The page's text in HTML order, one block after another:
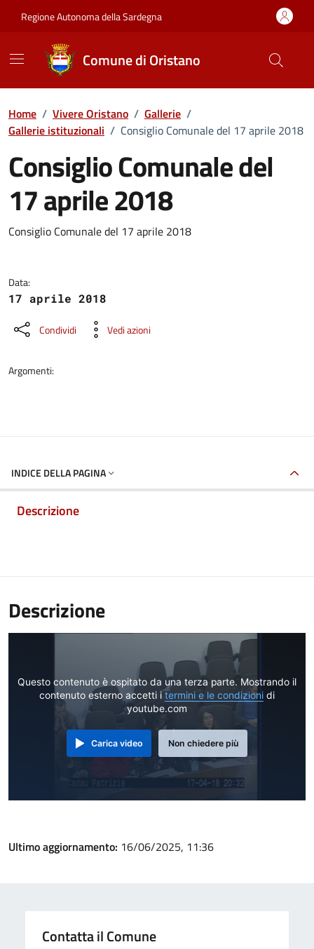
Regione Autonoma della Sardegna
Comune di Oristano
Home / Vivere Oristano / Gallerie /
Gallerie istituzionali / Consiglio Comunale del 17 aprile 2018
Consiglio Comunale del
17 aprile 2018
Dettaglio della galleria di
Consiglio Comunale del 17 aprile 2018
Data:
17 aprile 2018
Condividi Vedi azioni
Argomenti:
INDICE DELLA PAGINA
Descrizione
Descrizione
Questo contenuto è ospitato da una terza parte. Mostrando il
contenuto esterno accetti i termini e le condizioni di
youtube.com
Carica video Non chiedere più
Ultimo aggiornamento: 16/06/2025, 11:36
Contatta il Comune